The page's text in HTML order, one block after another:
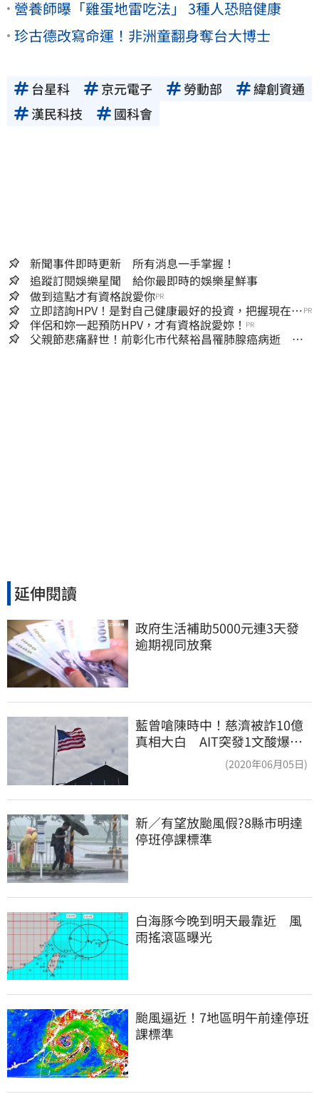
營養師曝「雞蛋地雷吃法」 3種人恐賠健康
珍古德改寫命運！非洲童翻身奪台大博士
台星科 京元電子 勞動部
緯創資通
漢民科技
國科會
新聞事件即時更新 所有消息一手掌握！
追蹤訂閱娛樂星聞 給你最即時的娛樂星鮮事
做到這點才有資格說愛你PR
立即諮詢HPV！是對自己健康最好的投資，把握現在不
嫌晚！
PR
伴侶和妳一起預防HPV，才有資格說愛妳！ PR
父親節悲痛辭世！前彰化市代蔡裕昌罹肺腺癌病逝 享
延伸閱讀
政府生活補助5000元連3天發
逾期視同放棄
藍曾嗆陳時中！慈濟被詐10億
真相大白 AIT突發1文酸爆…
(2020年06月05日)
新／有望放颱風假?8縣市明達
停班停課標準
白海豚今晚到明天最靠近　風
雨搖滾區曝光
颱風逼近！7地區明午前達停班
課標準